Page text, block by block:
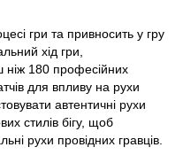
гри та привносить у гру
хід гри,
ніж 180 професійних
для впливу на рухи
автентичні рухи
стилів бігу, щоб
рухи провідних гравців.